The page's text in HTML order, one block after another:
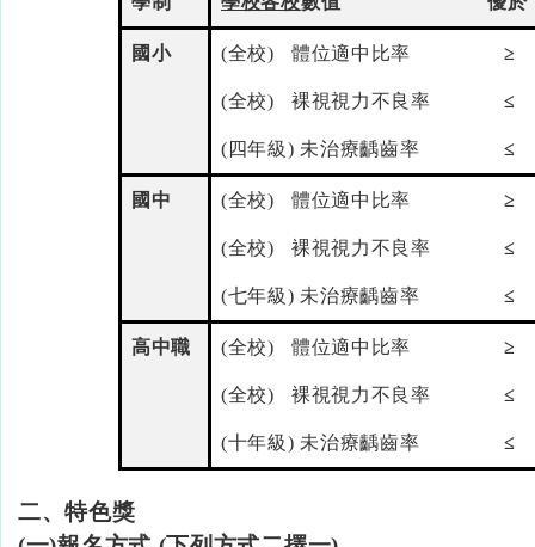
國小 (全校) 體位適中比率 ≥
(全校) 裸視視力不良率 ≤
(四年級) 未治療齲齒率 ≤
國中 (全校) 體位適中比率 ≥
(全校) 裸視視力不良率 ≤
(七年級) 未治療齲齒率 ≤
高中職 (全校) 體位適中比率 ≥
(全校) 裸視視力不良率 ≤
(十年級) 未治療齲齒率 ≤
二、特色獎